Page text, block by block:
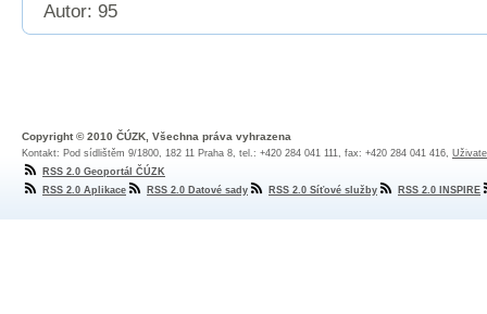
Autor: 95
Copyright © 2010 ČÚZK, Všechna práva vyhrazena
Kontakt: Pod sídlištěm 9/1800, 182 11 Praha 8, tel.: +420 284 041 111, fax: +420 284 041 416,
RSS 2.0 Geoportál ČÚZK
RSS 2.0 Aplikace
RSS 2.0 Datové sady RSS 2.0 Síťové služby RSS 2.0 INSPIRE